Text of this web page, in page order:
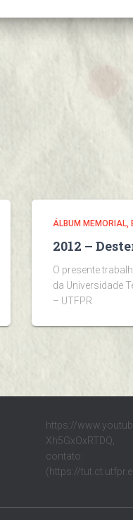
ÁLBUM MEMORIAL
2012 –
O presente
da Universidade
– UTFPR
https://
Xh5GxOxRTDQ;
contato:
(https://